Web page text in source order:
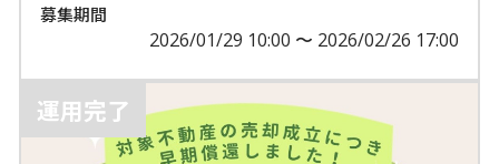
募集期間
2026/01/29 10:00 〜 2026/02/26 17:00
運用完了